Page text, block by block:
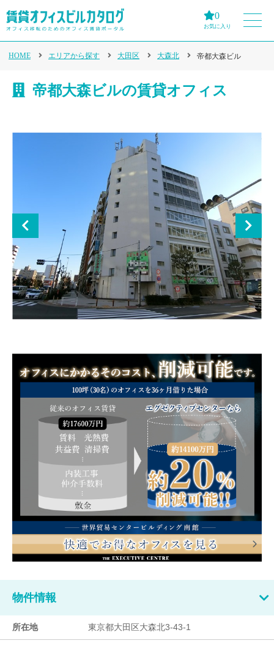
0
お気に入り
HOME エリアから探す 大田区 大森北 帝都大森ビル
帝都大森ビルの賃貸オフィス
物件情報
所在地 東京都大田区大森北3-43-1